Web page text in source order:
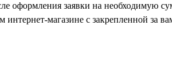
оформления заявки на необходимую
магазине с закрепленной за